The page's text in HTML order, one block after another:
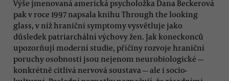
Výše jmenovaná americká psycholožka Dana Beckerová
pak v roce 1997 napsala knihu Through the looking
glass, v níž hraniční symptomy vysvětluje jako
důsledek patriarchální výchovy žen. Jak koneckonců
upozorňují moderní studie, příčiny rozvoje hraniční
poruchy osobnosti jsou nejenom neurobiologické —
konkrétně citlivá nervová soustava — ale i socio-